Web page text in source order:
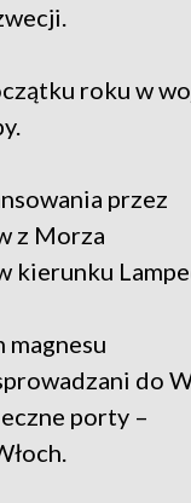
roku w
przez
z Morza
kierunku
magnesu
do
porty –